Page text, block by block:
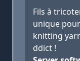
Fils à
unique
knitting
ddict !